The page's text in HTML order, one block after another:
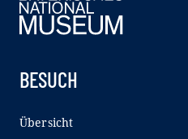
BESUCH
Übersicht